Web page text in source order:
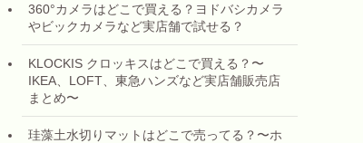
360°カメラはどこで買える？ヨドバシカメラ
やビックカメラなど実店舗で試せる？
KLOCKIS クロッキスはどこで買える？〜
IKEA、LOFT、東急ハンズなど実店舗販売店
まとめ〜
珪藻土水切りマットはどこで売ってる？〜ホ